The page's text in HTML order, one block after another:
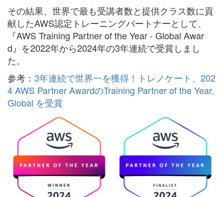
その結果、世界で最も受講者数と提供クラス数に貢
献したAWS認定トレーニングパートナーとして、
『AWS Training Partner of the Year - Global Awar
d』を2022年から2024年の3年連続で受賞しまし
た。
参考： 3年連続で世界一を獲得！トレノケート、202
4 AWS Partner AwardのTraining Partner of the Year,
Global を受賞